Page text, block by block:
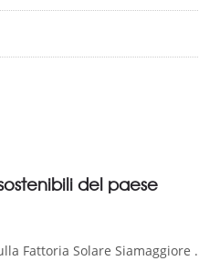
del paese
Fattoria Solare Siamaggiore